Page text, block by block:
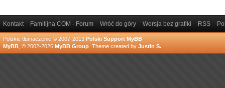
Kontakt Familijna COM - Forum Wróć do góry Wersja bez grafiki RSS
Polskie tłumaczenie © 2007-2013 Polski Support MyBB
MyBB , © 2002-2026 MyBB Group Theme created by Justin S.